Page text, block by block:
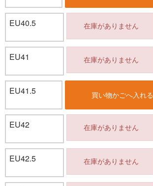
EU40.5 在庫がありません
EU41 在庫がありません
EU41.5 買い物かごへ入れる
EU42 在庫がありません
EU42.5 在庫がありません